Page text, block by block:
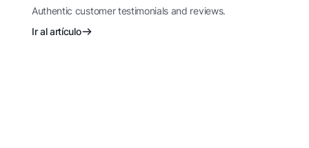
Authentic customer testimonials and reviews.
Ir al artículo